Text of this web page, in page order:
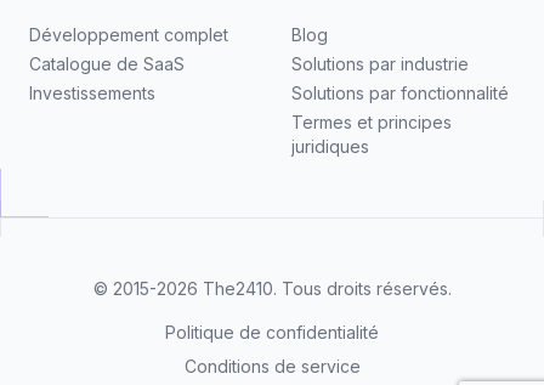
Développement complet
Catalogue de SaaS
Investissements
Blog
Solutions par industrie
Solutions par fonctionnalité
Termes et principes
juridiques
© 2015-2026 The2410. Tous droits réservés.
Politique de confidentialité
Conditions de service